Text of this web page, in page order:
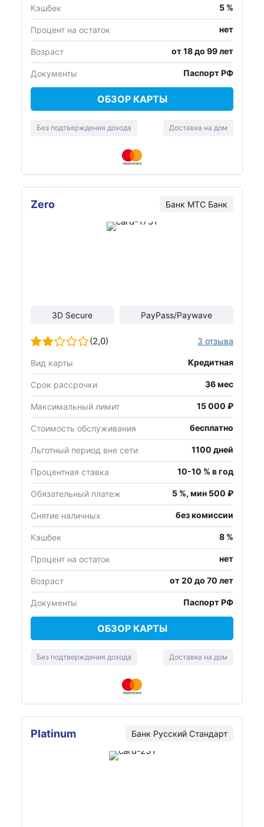
Кэшбек 5 %
Процент на остаток нет
Возраст от 18 до 99 лет
Документы Паспорт РФ
ОБЗОР КАРТЫ
Без подтверждения дохода Доставка на дом
Zero Банк МТС Банк
3D Secure PayPass/Paywave
(2,0) 3 отзыва
Вид карты Кредитная
Срок рассрочки 36 мес
Максимальный лимит 15 000 ₽
Стоимость обслуживания бесплатно
Льготный период вне сети 1100 дней
Процентная ставка 10-10 % в год
Обязательный платеж 5 %, мин 500 ₽
Снятие наличных без комиссии
Кэшбек 8 %
Процент на остаток нет
Возраст от 20 до 70 лет
Документы Паспорт РФ
ОБЗОР КАРТЫ
Без подтверждения дохода Доставка на дом
Platinum Банк Русский Стандарт